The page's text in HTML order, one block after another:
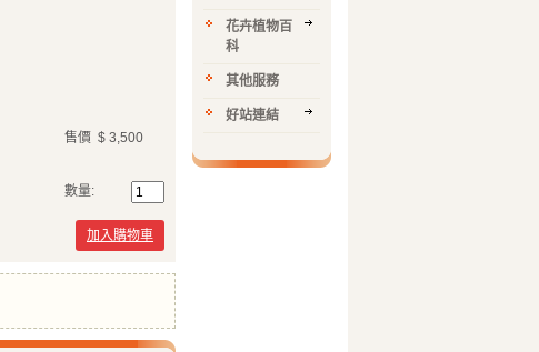
售價 $ 3,500
數量:
加入購物車
花卉植物百
科
其他服務
好站連結